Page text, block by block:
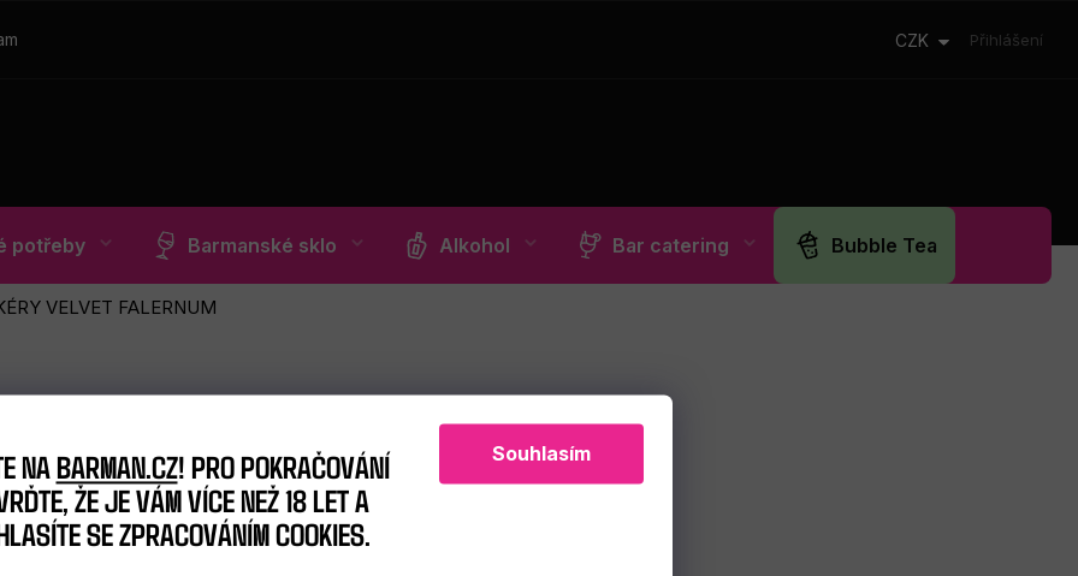
NABARMAN.CZ! PRO POKRAČOVÁNÍ
ŽE JE VÁM VÍCE NEŽ 18 LET A
SE ZPRACOVÁNÍM COOKIES.
Souhlasím
CZK Přihlášení
potřeby Barmanské sklo Alkohol Bar catering Bubble Tea
VELVET FALERNUM